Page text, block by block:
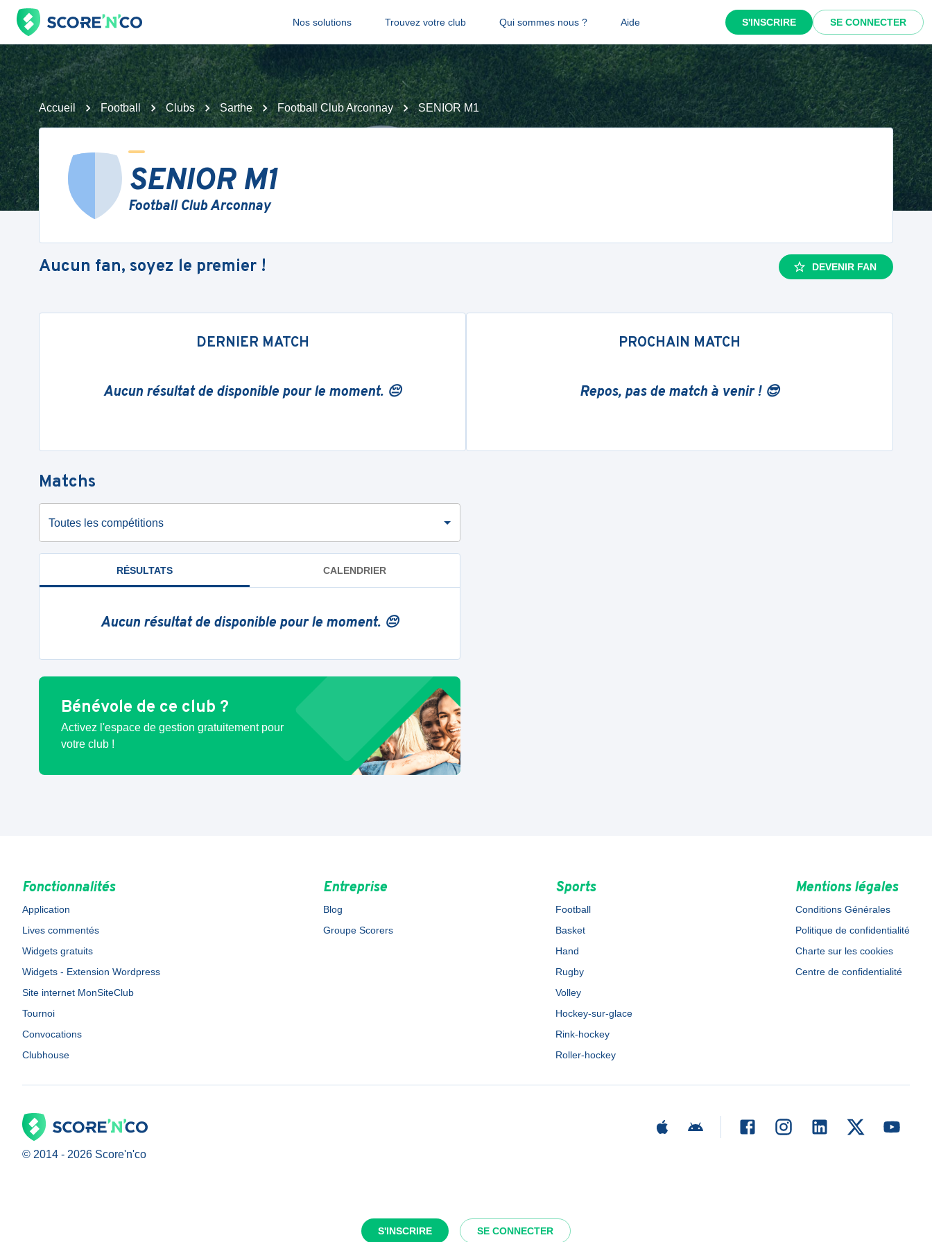
Nos solutions Trouvez votre club Qui sommes nous ? Aide S'INSCRIRE SE CONNECTER
S'INSCRIRE SE CONNECTER
Accueil Football Clubs Sarthe Football Club Arconnay SENIOR M1
SENIOR M1
Football Club Arconnay
Aucun fan, soyez le premier ! DEVENIR FAN
DERNIER MATCH
Aucun résultat de disponible pour le moment. 😔
PROCHAIN MATCH
Repos, pas de match à venir ! 😎
Matchs
Toutes les compétitions
RÉSULTATS CALENDRIER
Aucun résultat de disponible pour le moment. 😔
Bénévole de ce club ?
Activez l'espace de gestion gratuitement pour
votre club !
Fonctionnalités
Application
Lives commentés
Widgets gratuits
Widgets - Extension Wordpress
Site internet MonSiteClub
Tournoi
Convocations
Clubhouse
Entreprise
Blog
Groupe Scorers
Sports
Football
Basket
Hand
Rugby
Volley
Hockey-sur-glace
Rink-hockey
Roller-hockey
Mentions légales
Conditions Générales
Politique de confidentialité
Charte sur les cookies
Centre de confidentialité
© 2014 - 2026 Score'n'co